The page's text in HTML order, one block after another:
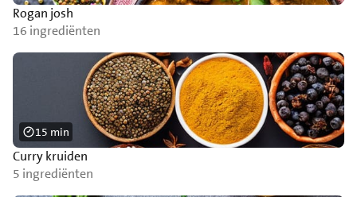
Rogan josh
16 ingrediënten
Curry kruiden
5 ingrediënten
15 min